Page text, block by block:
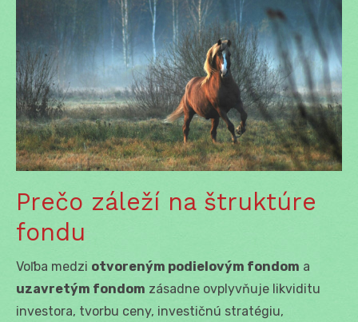
Prečo záleží na štruktúre
fondu
Voľba medzi otvoreným podielovým fondom a
uzavretým fondom zásadne ovplyvňuje likviditu
investora, tvorbu ceny, investičnú stratégiu,